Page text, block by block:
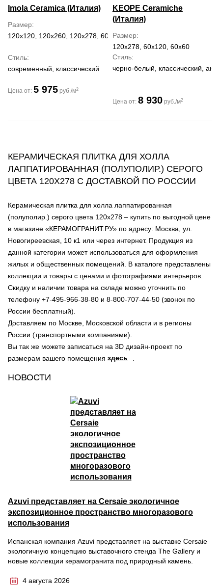
Imola Ceramica (Италия)
Размер
120x120, 120x260, 120x278, 60x120, 60x60
Стиль
современный, классический
Цена от: 5 975 руб./м2
KEOPE Ceramiche
(Италия)
Размер
120x278, 60x120, 60x60
Стиль
черно-белый, классический,
Цена от: 8 930 руб./м2
КЕРАМИЧЕСКАЯ ПЛИТКА ДЛЯ ХОЛЛА
ЛАППАТИРОВАННАЯ (ПОЛУПОЛИР.) СЕРОГО
ЦВЕТА 120Х278 С ДОСТАВКОЙ ПО РОССИИ
Керамическая плитка для холла лаппатированная
(полуполир.) серого цвета 120х278 – купить по выгодной цене
в магазине «КЕРАМОГРАНИТ.РУ» по адресу: Москва, ул.
Новогиреевская, 10 к1 или через интернет. Продукция из
данной категории может использоваться для оформления
жилых и общественных помещений. В каталоге представлены
коллекции и товары с ценами и фотографиями интерьеров.
Скидку и наличии товара на складе можно уточнить по
телефону +7-495-966-38-80 и 8-800-707-44-50 (звонок по
России бесплатный).
Доставляем по Москве, Московской области и в регионы
России (транспортными компаниями).
Вы так же можете записаться на 3D дизайн-проект по
размерам вашего помещения здесь
НОВОСТИ
Azuvi представляет на Cersaie экологичное
экспозиционное пространство многоразового
использования
Испанская компания Azuvi представляет на выставке Cersaie
экологичную концепцию выставочного стенда The Gallery и
новые коллекции керамогранита под природный камень.
4 августа 2026